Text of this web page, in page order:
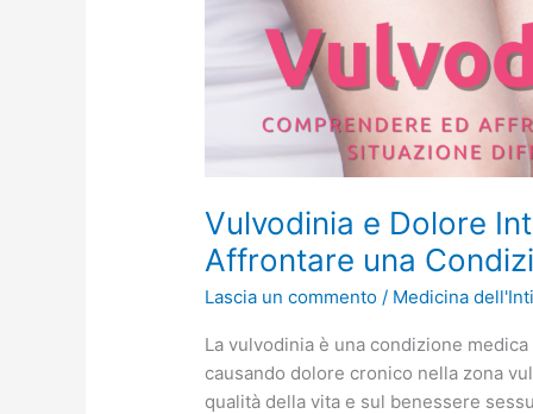
Vulvodinia e Dolore
Affrontare una
Lascia un commento / Medicina
La vulvodinia è una condizione
causando dolore cronico nella zona
qualità della vita e sul benessere